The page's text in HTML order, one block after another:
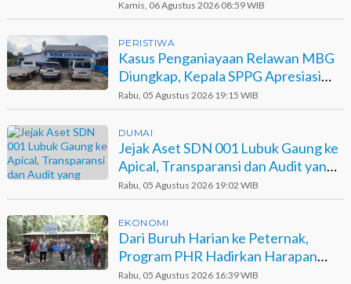
dan Harapan
Kamis, 06 Agustus 2026 08:59 WIB
PERISTIWA
Kasus Penganiayaan Relawan MBG
Diungkap, Kepala SPPG Apresiasi
Kinerja Polisi
Rabu, 05 Agustus 2026 19:15 WIB
DUMAI
Jejak Aset SDN 001 Lubuk Gaung ke
Apical, Transparansi dan Audit yang
Belum Terjawab
Rabu, 05 Agustus 2026 19:02 WIB
EKONOMI
Dari Buruh Harian ke Peternak,
Program PHR Hadirkan Harapan
Baru bagi Suku Sakai
Rabu, 05 Agustus 2026 16:39 WIB